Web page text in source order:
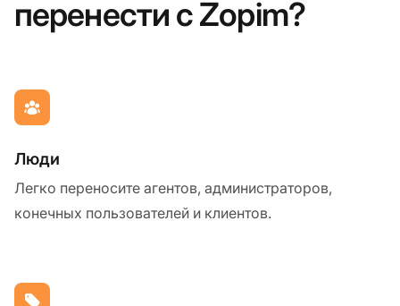
перенести с Zopim?
Люди
Легко переносите агентов, администраторов,
конечных пользователей и клиентов.